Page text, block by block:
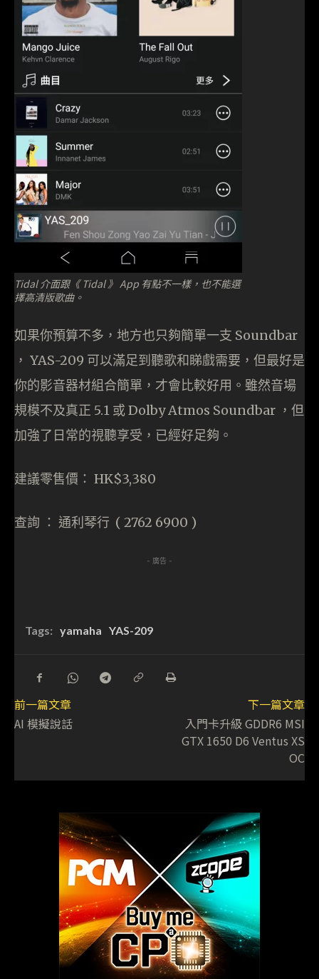
Tidal 介面跟《 Tidal 》 App 有點不一樣，也不能選
擇高清版歌曲。
如果你預算不多，地方也只夠簡單一支 Soundbar
， YAS-209 可以滿足到聽歌和睇戲需要，但最好是
你的影音器材組合簡單，才會比較好用。雖然音場
規模不及真正 5.1 或 Dolby Atmos Soundbar ，但
加強了日常的視聽享受，已經好足夠。
建議零售價： HK$3,380
查詢 ： 通利琴行 ( 2762 6900 )
- 廣告 -
Tags: yamaha YAS-209
前一篇文章
AI 模擬說話
下一篇文章
入門卡升級 GDDR6 MSI
GTX 1650 D6 Ventus XS
OC